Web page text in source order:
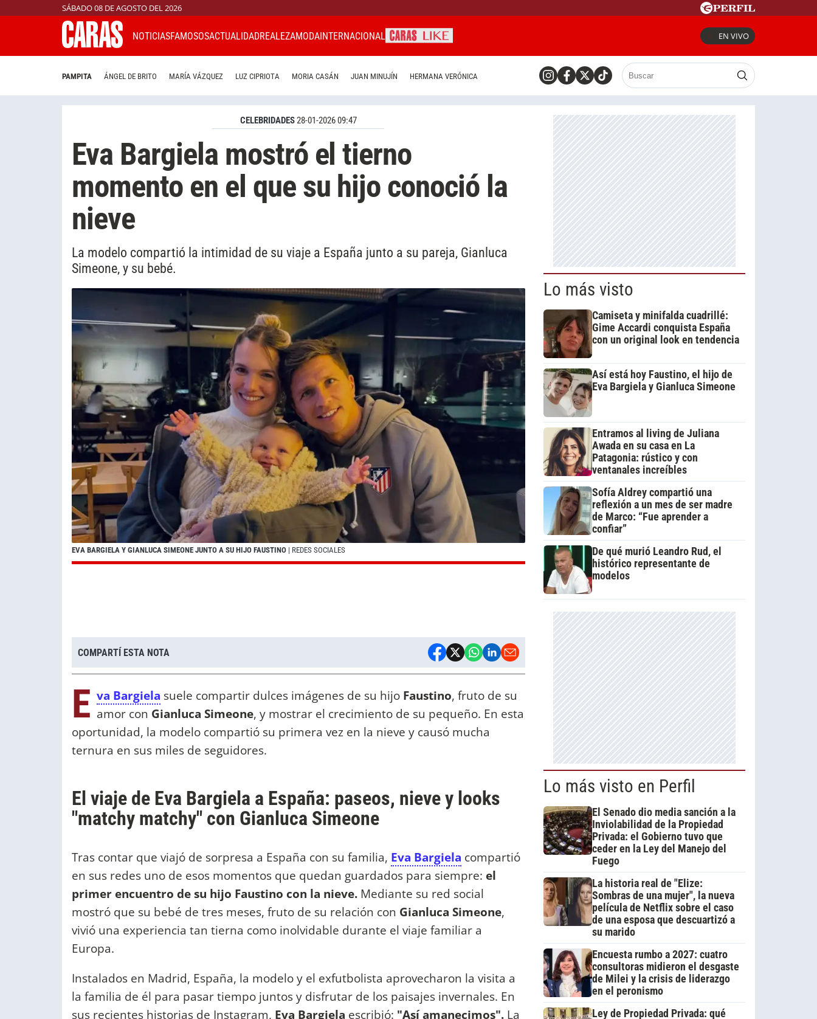
SÁBADO 08 DE AGOSTO DEL 2026
NOTICIASFAMOSOSACTUALIDADREALEZAMODAINTERNACIONAL EN VIVO
PAMPITA ÁNGEL DE BRITO MARÍA VÁZQUEZ LUZ CIPRIOTA MORIA CASÁN JUAN MINUJÍN HERMANA VERÓNICA
CELEBRIDADES28-01-2026 09:47
Eva Bargiela mostró el tierno
momento en el que su hijo conoció la
nieve
La modelo compartió la intimidad de su viaje a España junto a su pareja, Gianluca
Simeone, y su bebé.
EVA BARGIELA Y GIANLUCA SIMEONE JUNTO A SU HIJO FAUSTINO | REDES SOCIALES
COMPARTÍ ESTA NOTA
E va Bargiela suele compartir dulces imágenes de su hijo Faustino, fruto de su
amor con Gianluca Simeone, y mostrar el crecimiento de su pequeño. En esta
oportunidad, la modelo compartió su primera vez en la nieve y causó mucha
ternura en sus miles de seguidores.
El viaje de Eva Bargiela a España: paseos, nieve y looks
"matchy matchy" con Gianluca Simeone
Tras contar que viajó de sorpresa a España con su familia, Eva Bargiela compartió
en sus redes uno de esos momentos que quedan guardados para siempre: el
primer encuentro de su hijo Faustino con la nieve. Mediante su red social
mostró que su bebé de tres meses, fruto de su relación con Gianluca Simeone,
vivió una experiencia tan tierna como inolvidable durante el viaje familiar a
Europa.
Instalados en Madrid, España, la modelo y el exfutbolista aprovecharon la visita a
la familia de él para pasar tiempo juntos y disfrutar de los paisajes invernales. En
sus recientes historias de Instagram, Eva Bargiela escribió: "Así amanecimos". La
Lo más visto
Camiseta y minifalda cuadrillé:
Gime Accardi conquista España
con un original look en tendencia
Así está hoy Faustino, el hijo de
Eva Bargiela y Gianluca Simeone
Entramos al living de Juliana
Awada en su casa en La
Patagonia: rústico y con
ventanales increíbles
Sofía Aldrey compartió una
reflexión a un mes de ser madre
de Marco: “Fue aprender a
confiar”
De qué murió Leandro Rud, el
histórico representante de
modelos
Lo más visto en Perfil
El Senado dio media sanción a la
Inviolabilidad de la Propiedad
Privada: el Gobierno tuvo que
ceder en la Ley del Manejo del
Fuego
La historia real de "Elize:
Sombras de una mujer", la nueva
película de Netflix sobre el caso
de una esposa que descuartizó a
su marido
Encuesta rumbo a 2027: cuatro
consultoras midieron el desgaste
de Milei y la crisis de liderazgo
en el peronismo
Ley de Propiedad Privada: qué